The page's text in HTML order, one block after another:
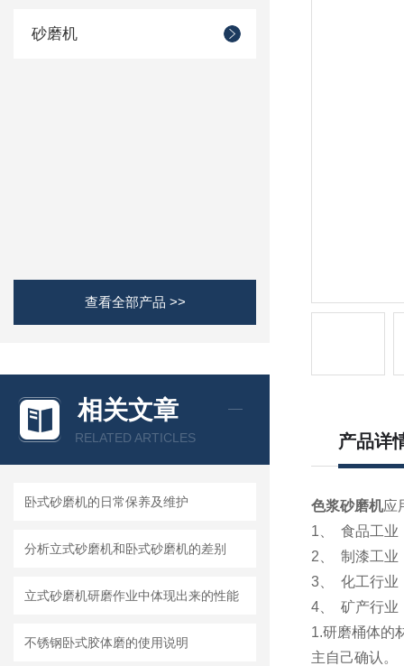
砂磨机
查看全部产品 >>
相关文章
RELATED ARTICLES
卧式砂磨机的日常保养及维护
分析立式砂磨机和卧式砂磨机的差别
立式砂磨机研磨作业中体现出来的性能
不锈钢卧式胶体磨的使用说明
产品详
色浆砂磨机应
1、 食品工业
2、 制漆工业
3、 化工行业
4、 矿产行业
1.研磨桶体的
主自己确认。